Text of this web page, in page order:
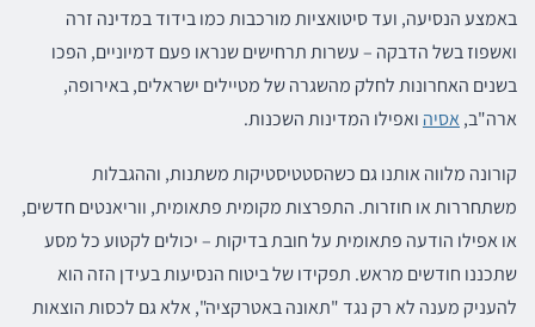
באמצע הנסיעה, ועד סיטואציות מורכבות כמו בידוד במדינה זרה
ואשפוז בשל הדבקה – עשרות תרחישים שנראו פעם דמיוניים, הפכו
בשנים האחרונות לחלק מהשגרה של מטיילים ישראלים, באירופה,
ארה"ב, אסיה ואפילו המדינות השכנות.
קורונה מלווה אותנו גם כשהסטטיסטיקות משתנות, וההגבלות
משתחררות או חוזרות. התפרצות מקומית פתאומית, ווריאנטים חדשים,
או אפילו הודעה פתאומית על חובת בדיקות – יכולים לקטוע כל מסע
שתכננו חודשים מראש. תפקידו של ביטוח הנסיעות בעידן הזה הוא
להעניק מענה לא רק נגד "תאונה באטרקציה", אלא גם לכסות הוצאות